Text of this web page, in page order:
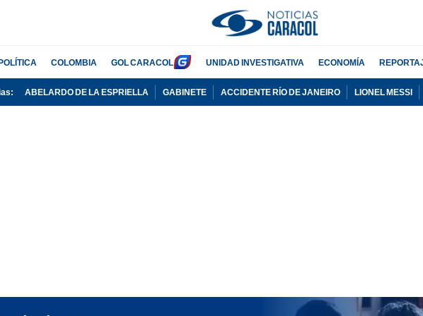
COLOMBIA GOL CARACOL UNIDAD INVESTIGATIVA ECONOMÍA
ABELARDO DE LA ESPRIELLA GABINETE ACCIDENTE RÍO DE JANEIRO LIONEL MESSI